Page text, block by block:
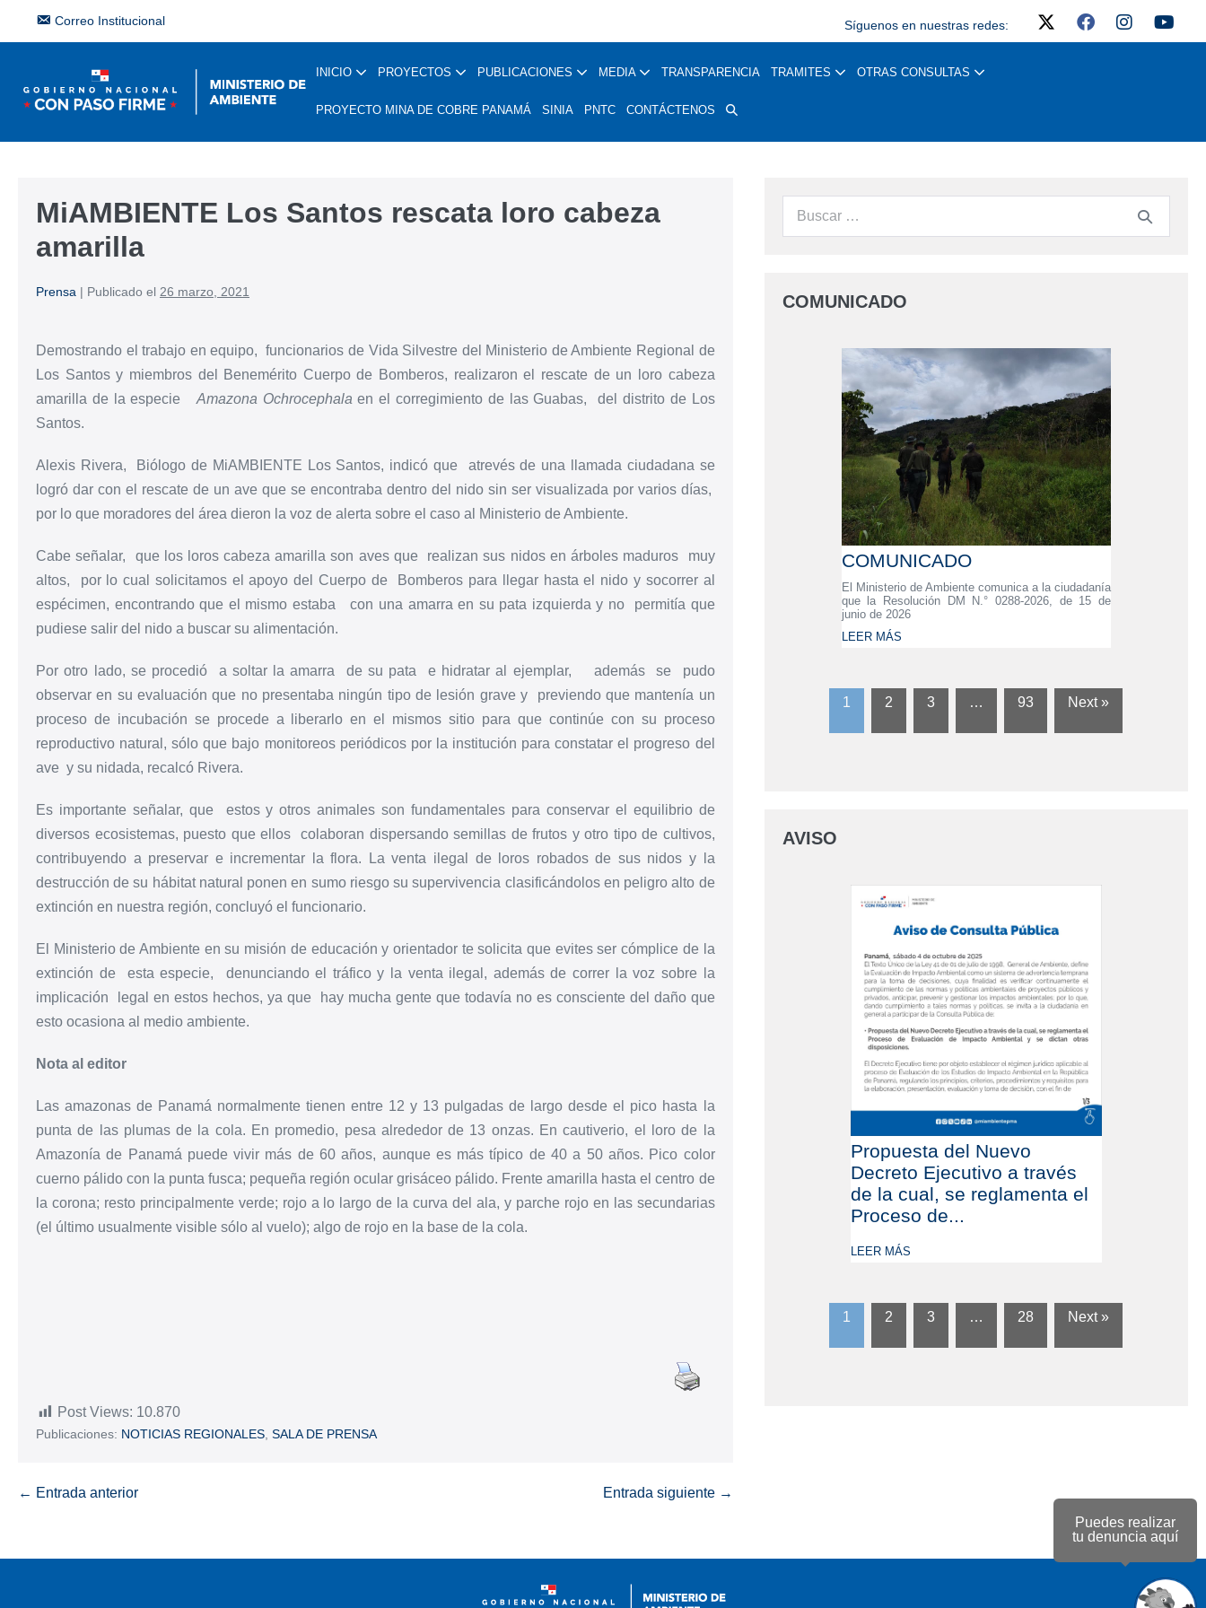
Puedes realizar
tu denuncia aquí
Correo Institucional Síguenos en nuestras redes:
INICIO PROYECTOS PUBLICACIONES MEDIA TRANSPARENCIA TRAMITES OTRAS CONSULTAS
PROYECTO MINA DE COBRE PANAMÁ SINIA PNTC CONTÁCTENOS
MiAMBIENTE Los Santos rescata loro cabeza
amarilla
Prensa | Publicado el 26 marzo, 2021
Demostrando el trabajo en equipo, funcionarios de Vida Silvestre del Ministerio de Ambiente Regional de
Los Santos y miembros del Benemérito Cuerpo de Bomberos, realizaron el rescate de un loro cabeza
amarilla de la especie Amazona Ochrocephala en el corregimiento de las Guabas, del distrito de Los
Santos.
Alexis Rivera, Biólogo de MiAMBIENTE Los Santos, indicó que atrevés de una llamada ciudadana se
logró dar con el rescate de un ave que se encontraba dentro del nido sin ser visualizada por varios días,
por lo que moradores del área dieron la voz de alerta sobre el caso al Ministerio de Ambiente.
Cabe señalar, que los loros cabeza amarilla son aves que realizan sus nidos en árboles maduros muy
altos, por lo cual solicitamos el apoyo del Cuerpo de Bomberos para llegar hasta el nido y socorrer al
espécimen, encontrando que el mismo estaba con una amarra en su pata izquierda y no permitía que
pudiese salir del nido a buscar su alimentación.
Por otro lado, se procedió a soltar la amarra de su pata e hidratar al ejemplar, además se pudo
observar en su evaluación que no presentaba ningún tipo de lesión grave y previendo que mantenía un
proceso de incubación se procede a liberarlo en el mismos sitio para que continúe con su proceso
reproductivo natural, sólo que bajo monitoreos periódicos por la institución para constatar el progreso del
ave y su nidada, recalcó Rivera.
Es importante señalar, que estos y otros animales son fundamentales para conservar el equilibrio de
diversos ecosistemas, puesto que ellos colaboran dispersando semillas de frutos y otro tipo de cultivos,
contribuyendo a preservar e incrementar la flora. La venta ilegal de loros robados de sus nidos y la
destrucción de su hábitat natural ponen en sumo riesgo su supervivencia clasificándolos en peligro alto de
extinción en nuestra región, concluyó el funcionario.
El Ministerio de Ambiente en su misión de educación y orientador te solicita que evites ser cómplice de la
extinción de esta especie, denunciando el tráfico y la venta ilegal, además de correr la voz sobre la
implicación legal en estos hechos, ya que hay mucha gente que todavía no es consciente del daño que
esto ocasiona al medio ambiente.
Nota al editor
Las amazonas de Panamá normalmente tienen entre 12 y 13 pulgadas de largo desde el pico hasta la
punta de las plumas de la cola. En promedio, pesa alrededor de 13 onzas. En cautiverio, el loro de la
Amazonía de Panamá puede vivir más de 60 años, aunque es más típico de 40 a 50 años. Pico color
cuerno pálido con la punta fusca; pequeña región ocular grisáceo pálido. Frente amarilla hasta el centro de
la corona; resto principalmente verde; rojo a lo largo de la curva del ala, y parche rojo en las secundarias
(el último usualmente visible sólo al vuelo); algo de rojo en la base de la cola.
Post Views: 10.870
Publicaciones: NOTICIAS REGIONALES SALA DE PRENSA
← Entrada anterior Entrada siguiente →
COMUNICADO
COMUNICADO
El Ministerio de Ambiente comunica a la ciudadanía
que la Resolución DM N.° 0288-2026, de 15 de
junio de 2026
LEER MÁS
1 2 3 … 93 Next »
AVISO
Propuesta del Nuevo
Decreto Ejecutivo a través
de la cual, se reglamenta el
Proceso de...
LEER MÁS
1 2 3 … 28 Next »